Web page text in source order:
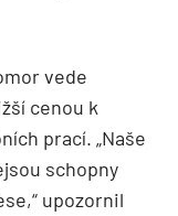
vede
cenou k
prací. „Naše
schopny
upozornil